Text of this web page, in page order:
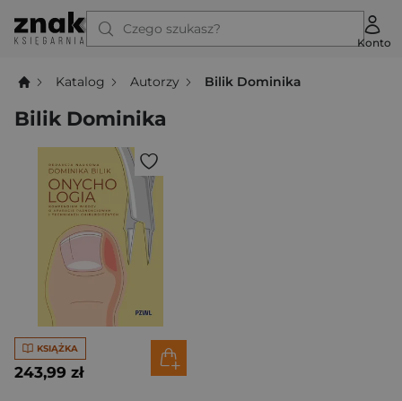
Czego szukasz?
Konto
Katalog Autorzy Bilik Dominika
Bilik Dominika
KSIĄŻKA
243,99 zł